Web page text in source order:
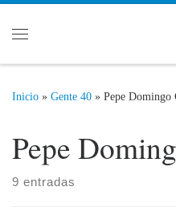
Inicio » Gente 40 » Pepe Domingo
Pepe
9 entradas